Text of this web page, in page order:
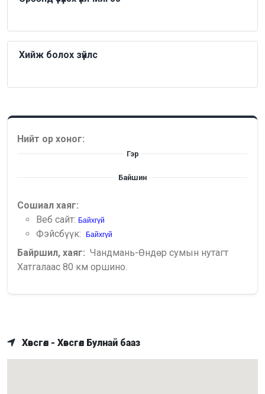
Хийж болох зүйлс
Нийт ор хоног:
Гэр
Байшин
Сошиал хаяг:
Веб сайт: Байхгүй
Фэйсбүүк: Байхгүй
Байршил, хаяг: Чандмань-Өндөр сумын нутагт
Хатгалаас 80 км оршино.
Хөвсгөл - Хөвсгөл Булнай бааз